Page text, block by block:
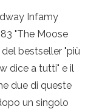
Infamy
"The Moose
bestseller "più
dice a tutti" e il
due di queste
un singolo